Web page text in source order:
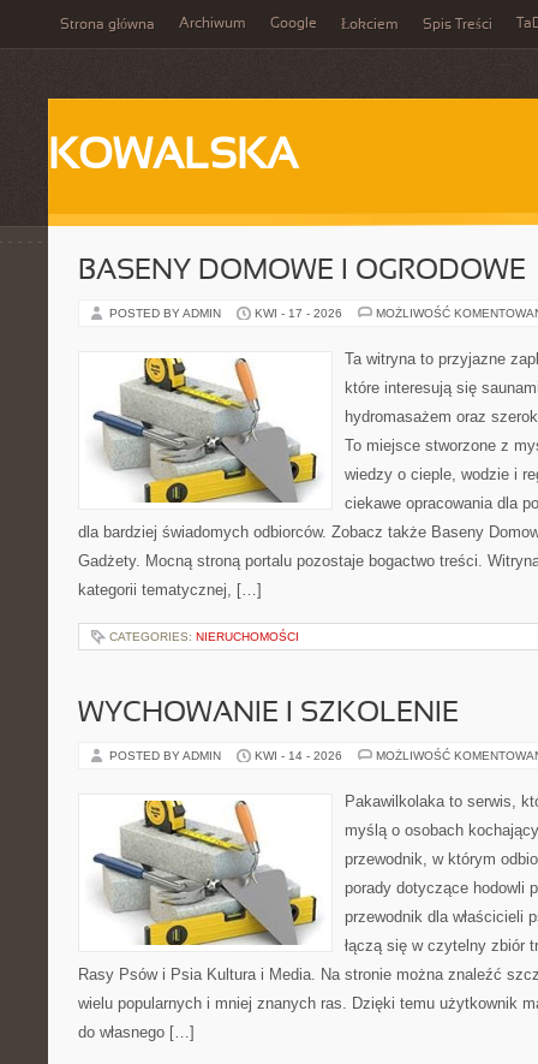
Strona główna Archiwum Google Łokciem Spis Treści
KOWALSKA
BASENY DOMOWE I OGRODOWE
POSTED BY ADMIN KWI - 17 - 2026 MOŻLIWOŚĆ
Ta witryna to przyjazne
które interesują się
hydromasażem oraz
To miejsce stworzone z
wiedzy o cieple, wodzie i
ciekawe opracowania dla
dla bardziej świadomych odbiorców. Zobacz także Baseny
Gadżety. Mocną stroną portalu pozostaje bogactwo treści.
kategorii tematycznej, […]
CATEGORIES: NIERUCHOMOŚCI
WYCHOWANIE I SZKOLENIE
POSTED BY ADMIN KWI - 14 - 2026 MOŻLIWOŚĆ
Pakawilkolaka to serwis,
myślą o osobach
przewodnik, w którym
porady dotyczące hodowli
przewodnik dla właścicieli
łączą się w czytelny zbiór
Rasy Psów i Psia Kultura i Media. Na stronie można znaleźć
wielu popularnych i mniej znanych ras. Dzięki temu użytkownik
do własnego […]